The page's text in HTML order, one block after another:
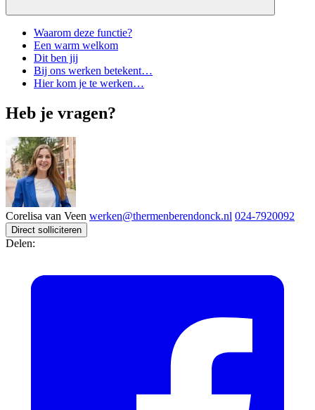
Waarom deze functie?
Een warm welkom
Dit ben jij
Bij ons werken betekent…
Hier kom je te werken…
Heb je vragen?
Corelisa van Veen werken@thermenberendonck.nl 024-7920092
Direct solliciteren
Delen: